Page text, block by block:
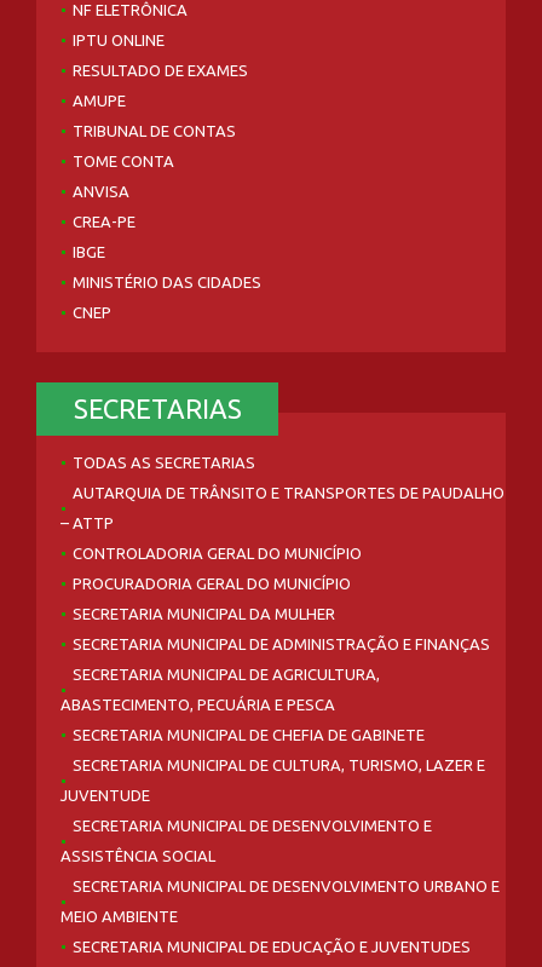
NF ELETRÔNICA
IPTU ONLINE
RESULTADO DE EXAMES
AMUPE
TRIBUNAL DE CONTAS
TOME CONTA
ANVISA
CREA-PE
IBGE
MINISTÉRIO DAS CIDADES
CNEP
SECRETARIAS
TODAS AS SECRETARIAS
AUTARQUIA DE TRÂNSITO E TRANSPORTES DE PAUDALHO
– ATTP
CONTROLADORIA GERAL DO MUNICÍPIO
PROCURADORIA GERAL DO MUNICÍPIO
SECRETARIA MUNICIPAL DA MULHER
SECRETARIA MUNICIPAL DE ADMINISTRAÇÃO E FINANÇAS
SECRETARIA MUNICIPAL DE AGRICULTURA,
ABASTECIMENTO, PECUÁRIA E PESCA
SECRETARIA MUNICIPAL DE CHEFIA DE GABINETE
SECRETARIA MUNICIPAL DE CULTURA, TURISMO, LAZER E
JUVENTUDE
SECRETARIA MUNICIPAL DE DESENVOLVIMENTO E
ASSISTÊNCIA SOCIAL
SECRETARIA MUNICIPAL DE DESENVOLVIMENTO URBANO E
MEIO AMBIENTE
SECRETARIA MUNICIPAL DE EDUCAÇÃO E JUVENTUDES